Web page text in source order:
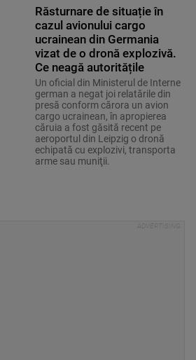
Răsturnare de situație în
cazul avionului cargo
ucrainean din Germania
vizat de o dronă explozivă.
Ce neagă autoritățile
Un oficial din Ministerul de Interne
german a negat joi relatările din
presă conform cărora un avion
cargo ucrainean, în apropierea
căruia a fost găsită recent pe
aeroportul din Leipzig o dronă
echipată cu explozivi, transporta
arme sau muniţii.